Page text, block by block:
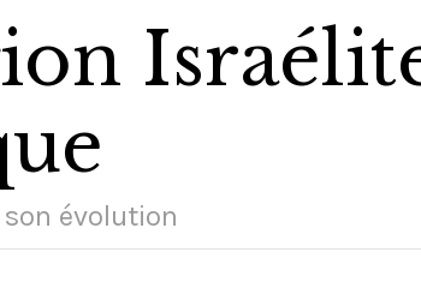
évolution